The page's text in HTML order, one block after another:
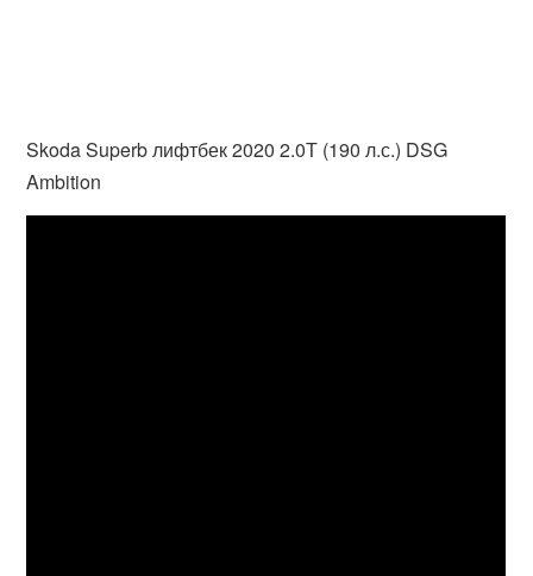
Skoda Superb лифтбек 2020 2.0Т (190 л.с.) DSG
Ambition